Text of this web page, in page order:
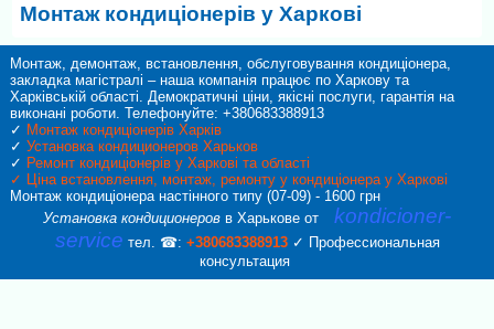
Монтаж кондиціонерів у Харкові
Монтаж, демонтаж, встановлення, обслуговування кондиціонера,
закладка магістралі – наша компанія працює по Харкову та
Харківській області. Демократичні ціни, якісні послуги, гарантія на
виконані роботи. Телефонуйте: +380683388913
✓ Монтаж кондиціонерів Харків
✓ Установка кондиционеров Харьков
✓ Ремонт кондиціонерів у Харкові та області
✓ Ціна встановлення, монтаж, ремонту у кондиціонера у Харкові
Монтаж кондиціонера настінного типу (07-09) - 1600 грн
Установка кондиционеров в Харькове от
kondicioner-
service тел. ☎: +380683388913✓ Профессиональная
консультация